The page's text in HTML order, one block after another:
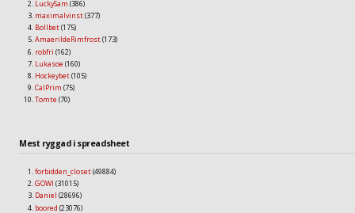
LuckySam (386)
maximalvinst(377)
Bollbet(175)
AmaerildeRimfrost(173)
robfri (162)
Lukasoe (160)
Hockeybet(105)
CalPrim (75)
Tomte (70)
Mest ryggad i spreadsheet
forbidden_closet(49884)
GOWI (31015)
Daniel (28696)
boored (23076)